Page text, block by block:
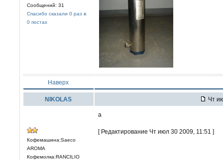
Сообщений: 31
Спасибо сказали 0 раз в
0 постах
Наверх
NIKOLAS Чт
Кофемашина:Saeco
AROMA
Кофемолка:RANCILIO
а
[ Редактирование Чт июл 30 2009, 11:51 ]